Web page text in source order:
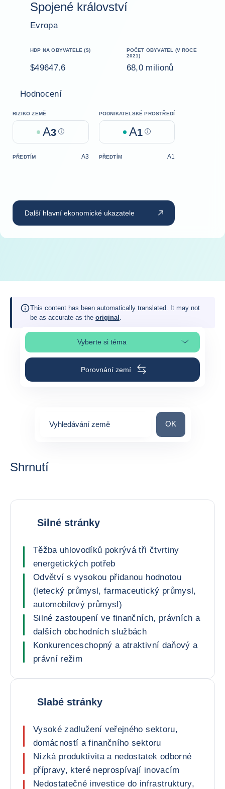
Spojené království
Evropa
HDP NA OBYVATELE ($)
$49647.6
POČET OBYVATEL (V ROCE
2021)
68,0 milionů
Hodnocení
RIZIKO ZEMĚ
A3 Help
PODNIKATELSKÉ PROSTŘEDÍ
A1 Help
PŘEDTÍM A3 PŘEDTÍM A1
Další hlavní ekonomické ukazatele
This content has been automatically translated. It may not
be as accurate as the original .
Vyberte si témaVýběr části stránky
Porovnání zemí
Vyhledávání země Vyhledávání země
OK
Shrnutí
Silné stránky
Těžba uhlovodíků pokrývá tři čtvrtiny
energetických potřeb
Odvětví s vysokou přidanou hodnotou
(letecký průmysl, farmaceutický průmysl,
automobilový průmysl)
Silné zastoupení ve finančních, právních a
dalších obchodních službách
Konkurenceschopný a atraktivní daňový a
právní režim
Slabé stránky
Vysoké zadlužení veřejného sektoru,
domácností a finančního sektoru
Nízká produktivita a nedostatek odborné
přípravy, které neprospívají inovacím
Nedostatečné investice do infrastruktury,